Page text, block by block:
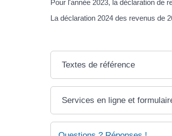
Pour l'année 2023, la déclaration de
La déclaration 2024 des revenus de
Textes de référence
Services en ligne et